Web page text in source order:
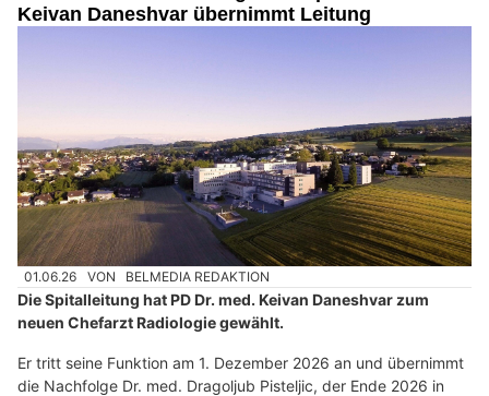
Keivan Daneshvar übernimmt Leitung
01.06.26 VON BELMEDIA REDAKTION
Die Spitalleitung hat PD Dr. med. Keivan Daneshvar zum
neuen Chefarzt Radiologie gewählt.
Er tritt seine Funktion am 1. Dezember 2026 an und übernimmt
die Nachfolge Dr. med. Dragoljub Pisteljic, der Ende 2026 in